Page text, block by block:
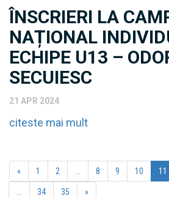
ÎNSCRIERI LA
NAȚIONAL
ECHIPE U13 –
SECUIESC
21 APR 2024
citeste mai mult
« 1 2 8 9 10 11
34 35 »